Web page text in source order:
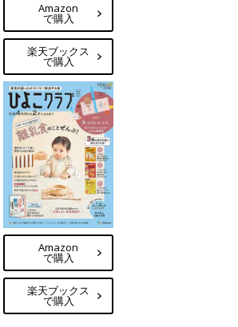
Amazon
で購入
楽天ブックス
で購入
Amazon
で購入
楽天ブックス
で購入